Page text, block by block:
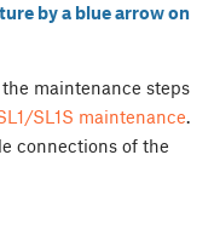
by a blue arrow on
maintenance steps
SL1S maintenance.
connections of the